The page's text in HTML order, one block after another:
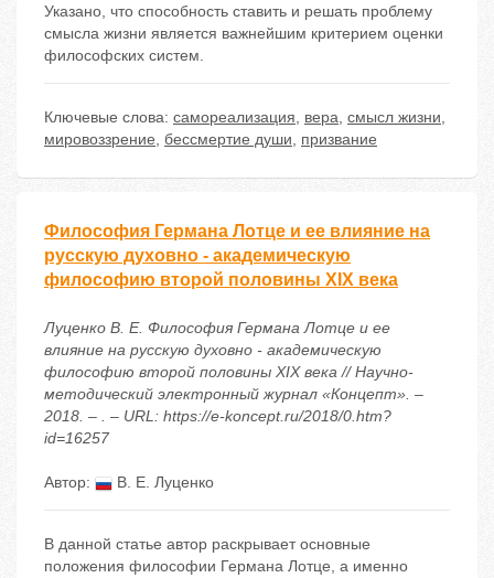
Указано, что способность ставить и решать проблему
смысла жизни является важнейшим критерием оценки
философских систем.
Ключевые слова: самореализация, вера, смысл жизни,
мировоззрение, бессмертие души, призвание
Философия Германа Лотце и ее влияние на
русскую духовно - академическую
философию второй половины XIX века
Луценко В. Е. Философия Германа Лотце и ее
влияние на русскую духовно - академическую
философию второй половины XIX века // Научно-
методический электронный журнал «Концепт». –
2018. – . – URL: https://e-koncept.ru/2018/0.htm?
id=16257
Автор: В. Е. Луценко
В данной статье автор раскрывает основные
положения философии Германа Лотце, а именно